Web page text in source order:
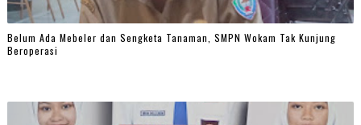
Belum Ada Mebeler dan Sengketa Tanaman, SMPN Wokam Tak Kunjung
Beroperasi